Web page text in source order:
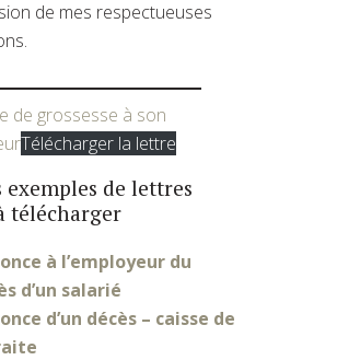
de mes respectueuses
de grossesse à son
Télécharger la lettre
exemples de lettres
télécharger
à l’employeur du
d’un salarié
d’un décès – caisse de